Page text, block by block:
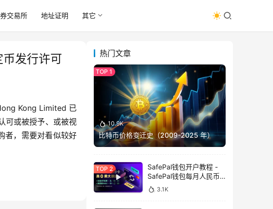
交易所 地址证明 其它
发行许可
Kong Limited 已
可或被授予、或被视
者，需要对看似较好
热门文章
10.9K
比特币价格变迁史（2009-2025 年）
SafePal钱包开户教程 -
SafePal钱包每月人民币
消费前666U享受汇损补
贴
3.1K